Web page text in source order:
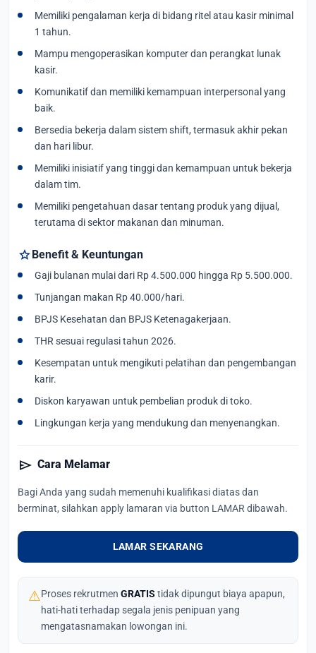
Memiliki pengalaman kerja di bidang ritel atau kasir minimal
1 tahun.
Mampu mengoperasikan komputer dan perangkat lunak
kasir.
Komunikatif dan memiliki kemampuan interpersonal yang
baik.
Bersedia bekerja dalam sistem shift, termasuk akhir pekan
dan hari libur.
Memiliki inisiatif yang tinggi dan kemampuan untuk bekerja
dalam tim.
Memiliki pengetahuan dasar tentang produk yang dijual,
terutama di sektor makanan dan minuman.
starBenefit & Keuntungan
Gaji bulanan mulai dari Rp 4.500.000 hingga Rp 5.500.000.
Tunjangan makan Rp 40.000/hari.
BPJS Kesehatan dan BPJS Ketenagakerjaan.
THR sesuai regulasi tahun 2026.
Kesempatan untuk mengikuti pelatihan dan pengembangan
karir.
Diskon karyawan untuk pembelian produk di toko.
Lingkungan kerja yang mendukung dan menyenangkan.
send Cara Melamar
Bagi Anda yang sudah memenuhi kualifikasi diatas dan
berminat, silahkan apply lamaran via button LAMAR dibawah.
LAMAR SEKARANG
⚠Proses rekrutmen GRATIS tidak dipungut biaya apapun,
hati-hati terhadap segala jenis penipuan yang
mengatasnamakan lowongan ini.